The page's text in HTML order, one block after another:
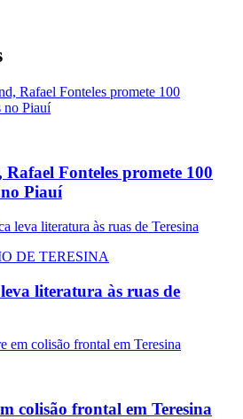
Fonteles promete 100
Piauí
DE TERESINA
literatura às ruas de
colisão frontal em Teresina